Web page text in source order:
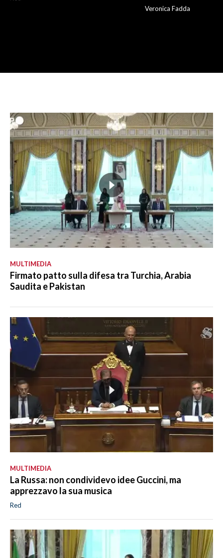
Veronica Fadda
MULTIMEDIA
Firmato patto sulla difesa tra Turchia, Arabia
Saudita e Pakistan
MULTIMEDIA
La Russa: non condividevo idee Guccini, ma
apprezzavo la sua musica
Red